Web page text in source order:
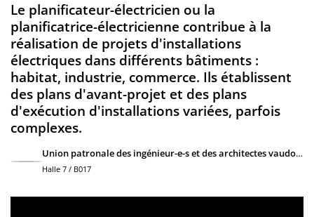
Le planificateur-électricien ou la
planificatrice-électricienne contribue à la
réalisation de projets d'installations
électriques dans différents bâtiments :
habitat, industrie, commerce. Ils établissent
des plans d'avant-projet et des plans
d'exécution d'installations variées, parfois
complexes.
Union patronale des ingénieur-e-s et des architectes vaudois-es
Halle 7 / B017